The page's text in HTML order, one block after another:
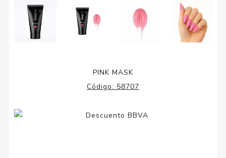
PINK MASK
Código: 58707